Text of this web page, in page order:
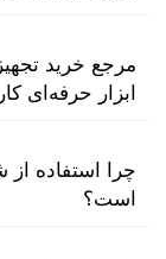
مرجع خرید
ابزار حرفه‌ای
چرا استفاده
است؟